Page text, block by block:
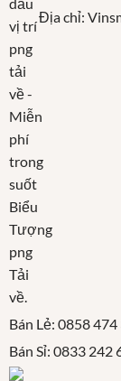
Địa chỉ:
Bán Lẻ: 0858 474
Bán Sỉ: 0833 242